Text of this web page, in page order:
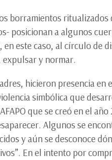
borramientos
posicionan a algunos
en este caso, al círculo de
expulsar y normar.
hicieron presencia
simbólica que
que se creó en el
Algunos se
y aún se desconoce
En el intento por